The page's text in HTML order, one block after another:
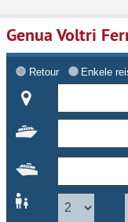
Genua Voltri
Retour Enkele